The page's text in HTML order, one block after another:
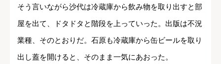
そう言いながら沙代は冷蔵庫から飲み物を取り出すと部
屋を出て、ドタドタと階段を上っていった。出版は不況
業種、そのとおりだ。石原も冷蔵庫から缶ビールを取り
出し蓋を開けると、そのまま一気にあおった。